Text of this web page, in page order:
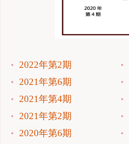
2022年第2期
2021年第6期
2021年第4期
2021年第2期
2020年第6期